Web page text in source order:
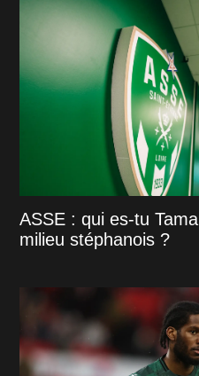
ASSE : qui es-tu
milieu stéphanois ?